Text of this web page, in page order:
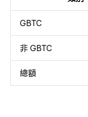
GBTC
非 GBTC
總額